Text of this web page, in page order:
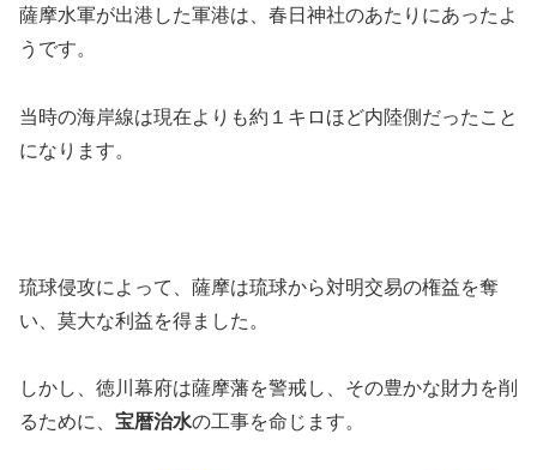
薩摩水軍が出港した軍港は、春日神社のあたりにあったよ
うです。
当時の海岸線は現在よりも約１キロほど内陸側だったこと
になります。
琉球侵攻によって、薩摩は琉球から対明交易の権益を奪
い、莫大な利益を得ました。
しかし、徳川幕府は薩摩藩を警戒し、その豊かな財力を削
るために、 宝暦治水の工事を命じます。